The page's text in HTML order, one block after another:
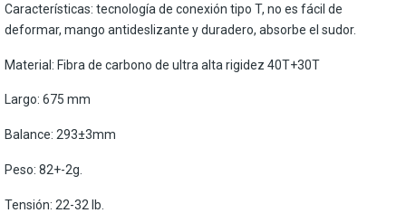
Características: tecnología de conexión tipo T, no es fácil de
deformar, mango antideslizante y duradero, absorbe el sudor.
Material: Fibra de carbono de ultra alta rigidez 40T+30T
Largo: 675 mm
Balance: 293±3mm
Peso: 82+-2g.
Tensión: 22-32 lb.